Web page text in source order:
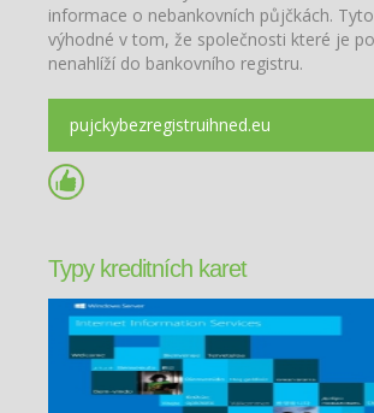
informace o nebankovních půjčkách.
výhodné v tom, že společnosti které je
nenahlíží do bankovního registru.
pujckybezregistruihned.eu
Typy kreditních karet